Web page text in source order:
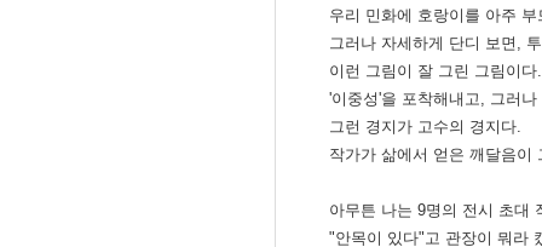
우리 민화에 호랑이를 아주
그러나 자세하게 단디 보면,
이런 그림이 잘 그린 그림이다.
'이중성'을 포착해내고, 그러
그런 경지가 고수의 경지다.
작가가 삶에서 얻은 깨달음이
아무튼 나는 9명의 전시 초대
"안목이 있다"고 관장이 뭐라